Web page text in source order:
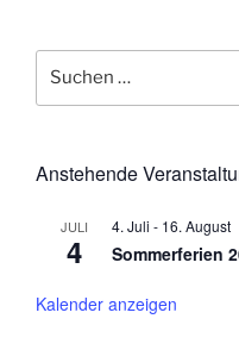
nach:
Anstehende
JULI
4
4. Juli - 16. August
Sommerferien
Kalender anzeigen